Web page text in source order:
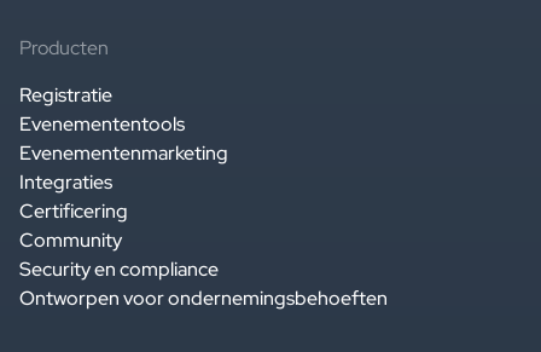
Producten
Registratie
Evenemententools
Evenementenmarketing
Integraties
Certificering
Community
Security en compliance
Ontworpen voor ondernemingsbehoeften